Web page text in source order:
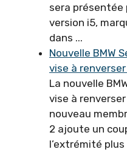
sera présentée
version i5,
dans ...
Nouvelle BMW
vise à
La nouvelle
vise à renverser
nouveau
2 ajoute un
l’extrémité